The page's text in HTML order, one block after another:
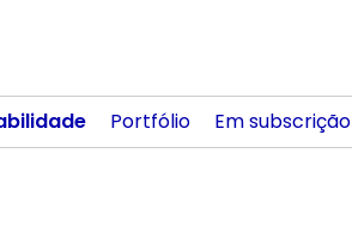
Portfólio Em subscrição